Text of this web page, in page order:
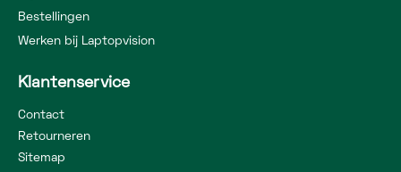
Bestellingen
Werken bij Laptopvision
Klantenservice
Contact
Retourneren
Sitemap